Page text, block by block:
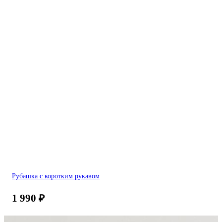
Рубашка с коротким рукавом
1 990 ₽